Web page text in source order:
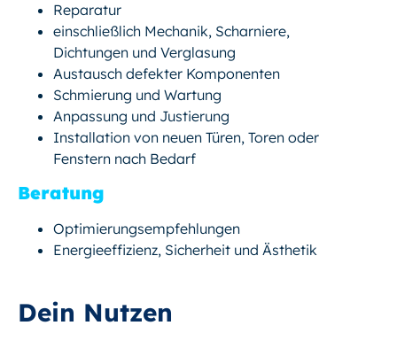
Reparatur
einschließlich Mechanik, Scharniere,
Dichtungen und Verglasung
Austausch defekter Komponenten
Schmierung und Wartung
Anpassung und Justierung
Installation von neuen Türen, Toren oder
Fenstern nach Bedarf
Beratung
Optimierungsempfehlungen
Energieeffizienz, Sicherheit und Ästhetik
Dein Nutzen